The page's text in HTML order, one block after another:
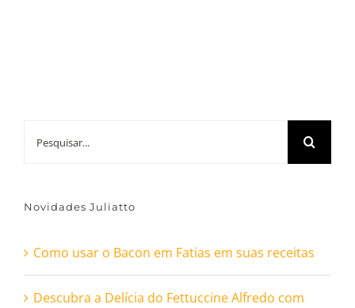
Novidades Juliatto
Como usar o Bacon em Fatias em suas receitas
Descubra a Delícia do Fettuccine Alfredo com